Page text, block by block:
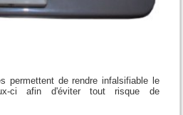
permettent de rendre infalsifiable le
ci afin d'éviter tout risque de